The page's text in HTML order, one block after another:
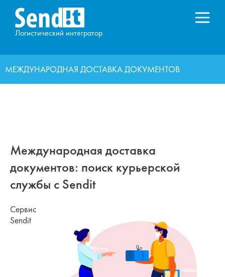
Логистический интегратор
МЕЖДУНАРОДНАЯ ДОСТАВКА ДОКУМЕНТОВ
Международная доставка
документов: поиск курьерской
службы с Sendit
Сервис
Sendit